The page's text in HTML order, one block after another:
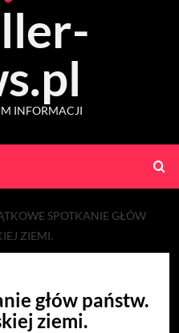
INFORMACJI
SPOTKANIE GŁÓW
ZIEMI.
głów państw.
ziemi.